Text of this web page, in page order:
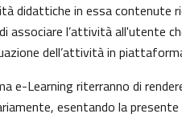
didattiche in essa contenute
associare l’attività all'utente
dell’attività in
e-Learning riterranno di
esentando la